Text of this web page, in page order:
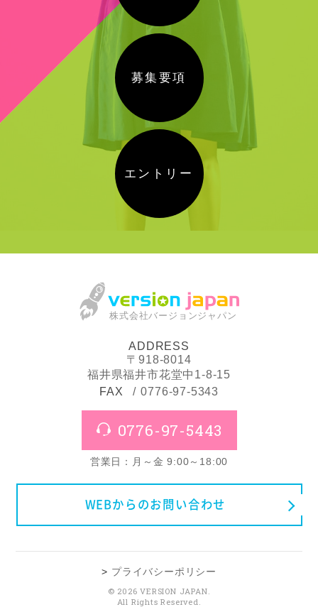
募集要項
エントリー
株式会社バージョンジャパン
ADDRESS
〒918-8014
福井県福井市花堂中1-8-15
FAX
0776-97-5343
0776-97-5443
営業日：月～金 9:00～18:00
WEBからのお問い合わせ
プライバシーポリシー
© 2026 VERSION JAPAN.
All Rights Reserved.